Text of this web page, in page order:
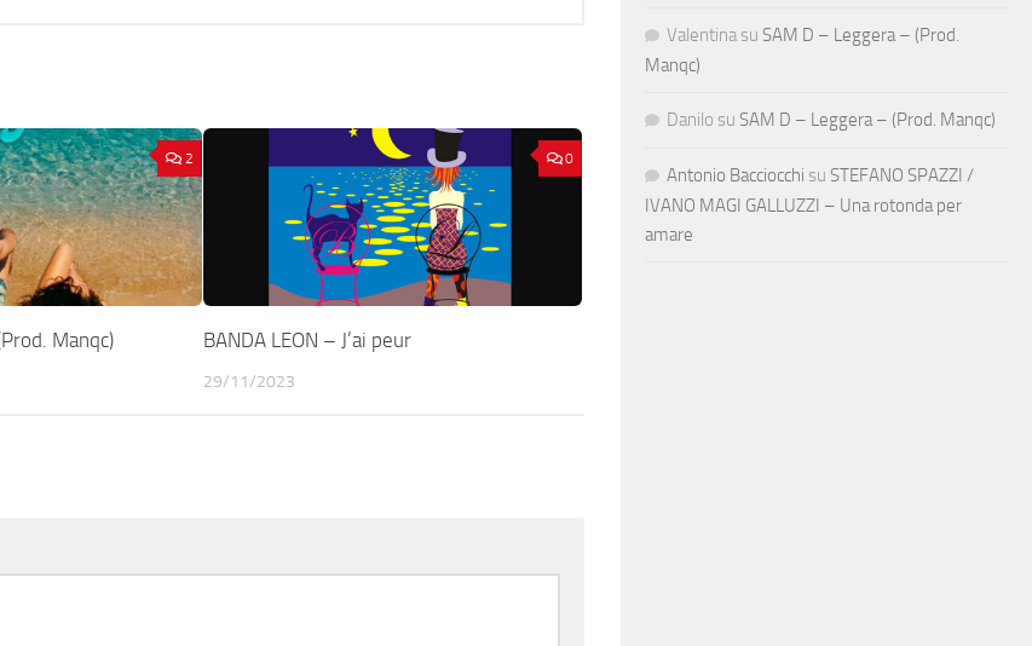
2
Manqc)
0
BANDA LEON – J’ai peur
29/11/2023
Valentina su SAM D – Leggera – (Prod.
Manqc)
Danilo su SAM D – Leggera – (Prod. Manqc)
Antonio Bacciocchi su STEFANO SPAZZI /
IVANO MAGI GALLUZZI – Una rotonda per
amare